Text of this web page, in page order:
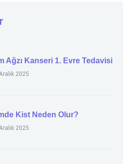
Ağzı Kanseri 1. Evre Tedavisi
2025
Kist Neden Olur?
2025